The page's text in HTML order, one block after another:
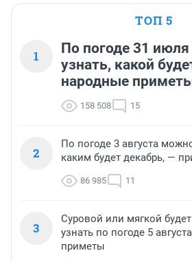
ТОП 5
1
По погоде 31
узнать, какой
народные
158 508 15
2
По погоде 3 августа
каким будет декабрь, —
86 985 11
3
Суровой или мягкой
узнать по погоде 5
приметы